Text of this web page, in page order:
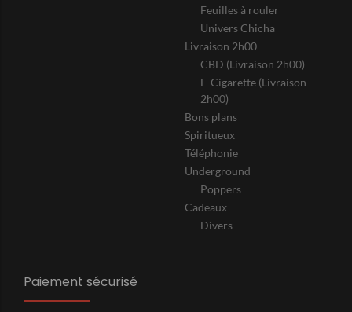
Feuilles à rouler
Univers Chicha
Livraison 2h00
CBD (Livraison 2h00)
E-Cigarette (Livraison
2h00)
Bons plans
Spiritueux
Téléphonie
Underground
Poppers
Cadeaux
Divers
Paiement sécurisé